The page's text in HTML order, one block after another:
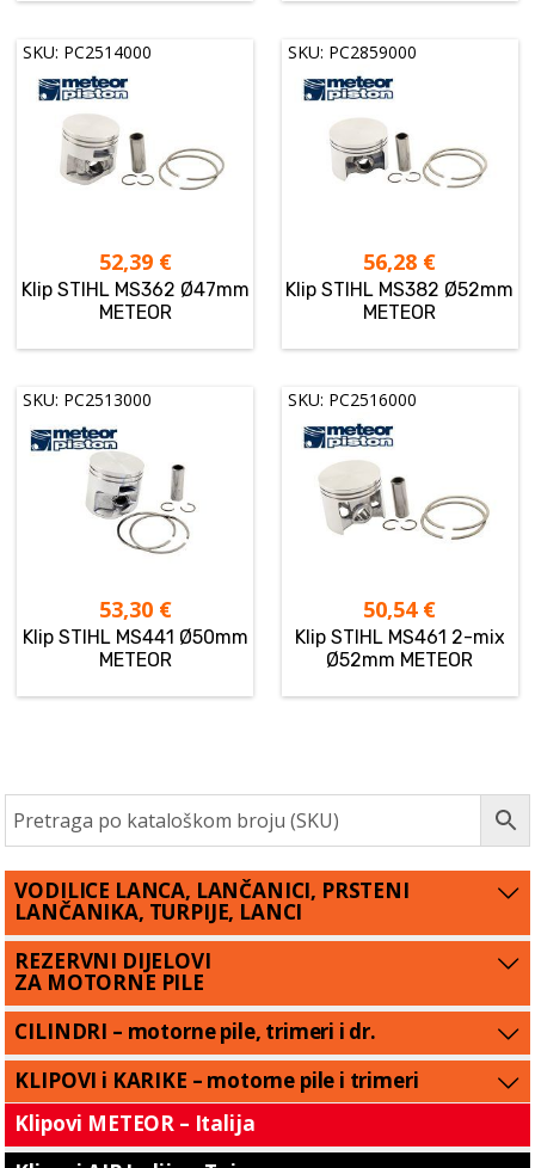
SKU: PC2514000
52,39 €
Klip STIHL MS362 Ø47mm
METEOR
SKU: PC2859000
56,28 €
Klip STIHL MS382 Ø52mm
METEOR
SKU: PC2513000
53,30 €
Klip STIHL MS441 Ø50mm
METEOR
SKU: PC2516000
50,54 €
Klip STIHL MS461 2-mix
Ø52mm METEOR
VODILICE LANCA, LANČANICI, PRSTENI
LANČANIKA, TURPIJE, LANCI
REZERVNI DIJELOVI
ZA MOTORNE PILE
CILINDRI – motorne pile, trimeri i dr.
KLIPOVI i KARIKE – motorne pile i trimeri
Klipovi METEOR – Italija